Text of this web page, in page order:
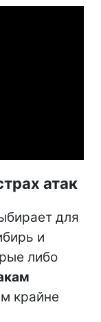
атак
для
и
либо
крайне